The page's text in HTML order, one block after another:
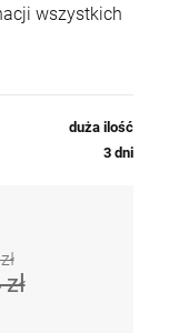
wszystkich
duża ilość
3 dni